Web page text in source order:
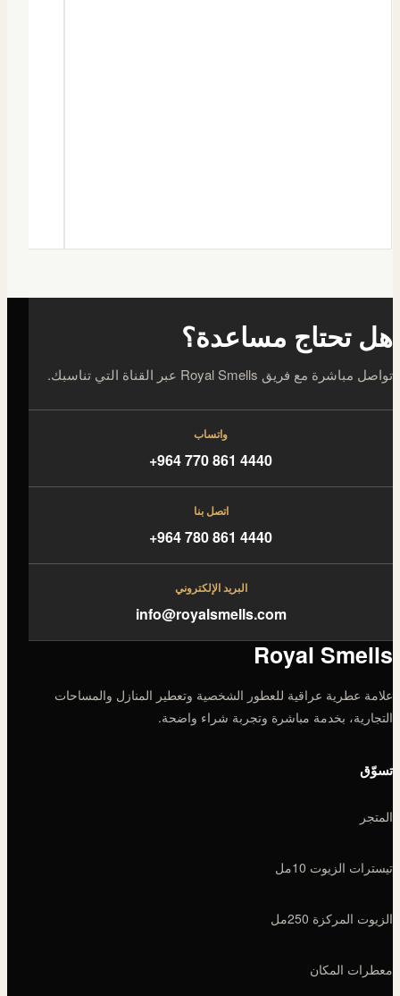
هل تحتاج مساعدة؟
تواصل مباشرة مع فريق Royal Smells عبر القناة التي تناسبك.
واتساب
+964 770 861 4440
اتصل بنا
+964 780 861 4440
البريد الإلكتروني
info@royalsmells.com
Royal Smells
علامة عطرية عراقية للعطور الشخصية وتعطير المنازل والمساحات
التجارية، بخدمة مباشرة وتجربة شراء واضحة.
تسوّق
المتجر
تيسترات الزيوت 10مل
الزيوت المركزة 250مل
معطرات المكان